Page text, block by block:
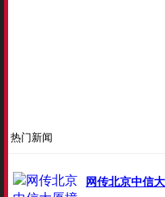
热门新闻
网传北京中信